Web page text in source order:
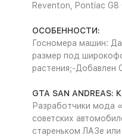
Reventon, Pontiac
ОСОБЕННОСТИ:
Госномера машин:
размер под
растения;-Добавлен
GTA SAN
Разработчики мода
советских
стареньком ЛАЗе